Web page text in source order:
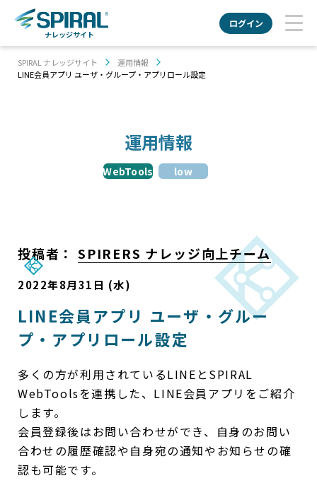
ナレッジサイト
ログイン
SPIRAL ナレッジサイト
運用情報
LINE会員アプリ ユーザ・グループ・アプリロール設定
運用情報
WebTools low
投稿者： SPIRERS ナレッジ向上チーム
2022年8月31日 (水)
LINE会員アプリ ユーザ・グルー
プ・アプリロール設定
多くの方が利用されているLINEとSPIRAL
WebToolsを連携した、LINE会員アプリをご紹介
します。
会員登録後はお問い合わせができ、自身のお問い
合わせの履歴確認や自身宛の通知やお知らせの確
認も可能です。